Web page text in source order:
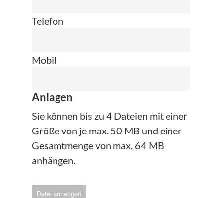
Telefon
Mobil
Anlagen
Sie können bis zu 4 Dateien mit einer
Größe von je max. 50 MB und einer
Gesamtmenge von max. 64 MB
anhängen.
Datei anhängen